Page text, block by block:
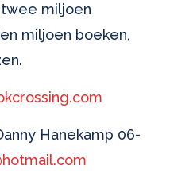
miljoen
miljoen boeken,
Hanekamp 06-